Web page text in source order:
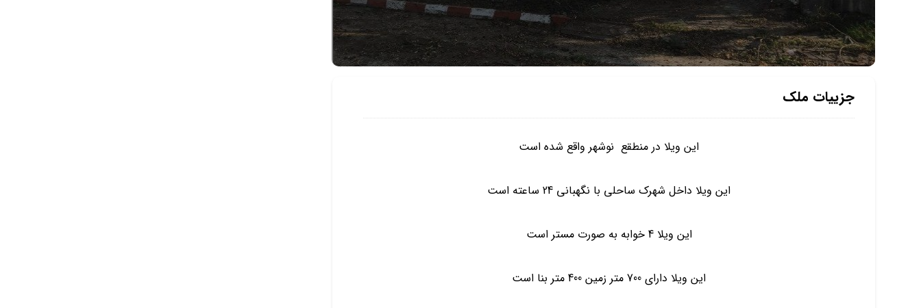
جزییات ملک
این ویلا در منطقع نوشهر واقع شده است
این ویلا داخل شهرک ساحلی با نگهبانی 24 ساعته است
این ویلا 4 خوابه به صورت مستر است
این ویلا دارای 700 متر زمین 400 متر بنا است